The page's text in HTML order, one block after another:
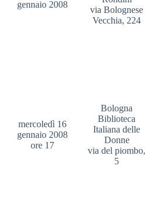
gennaio 2008
via Bolognese
Vecchia, 224
mercoledì 16
gennaio 2008
ore 17
Bologna
Biblioteca
Italiana delle
Donne
via del piombo,
5